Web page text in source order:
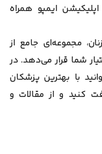
ایمپو همراه
مجموعه‌ای جامع از
شما قرار می‌دهد. در
با بهترین پزشکان
کنید و از مقالات و